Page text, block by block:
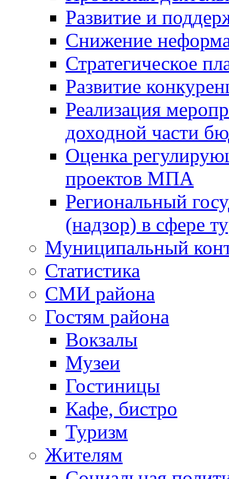
Развитие и
Снижение
Стратегическое
Развитие
Реализация
доходной части
Оценка
проектов МПА
Региональный
(надзор) в сфере
Муниципальный
Статистика
СМИ района
Гостям района
Вокзалы
Музеи
Гостиницы
Кафе, бистро
Туризм
Жителям